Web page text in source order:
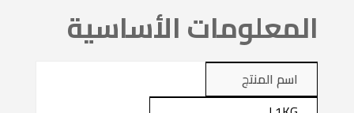
المعلومات الأساسية
اسم المنتج